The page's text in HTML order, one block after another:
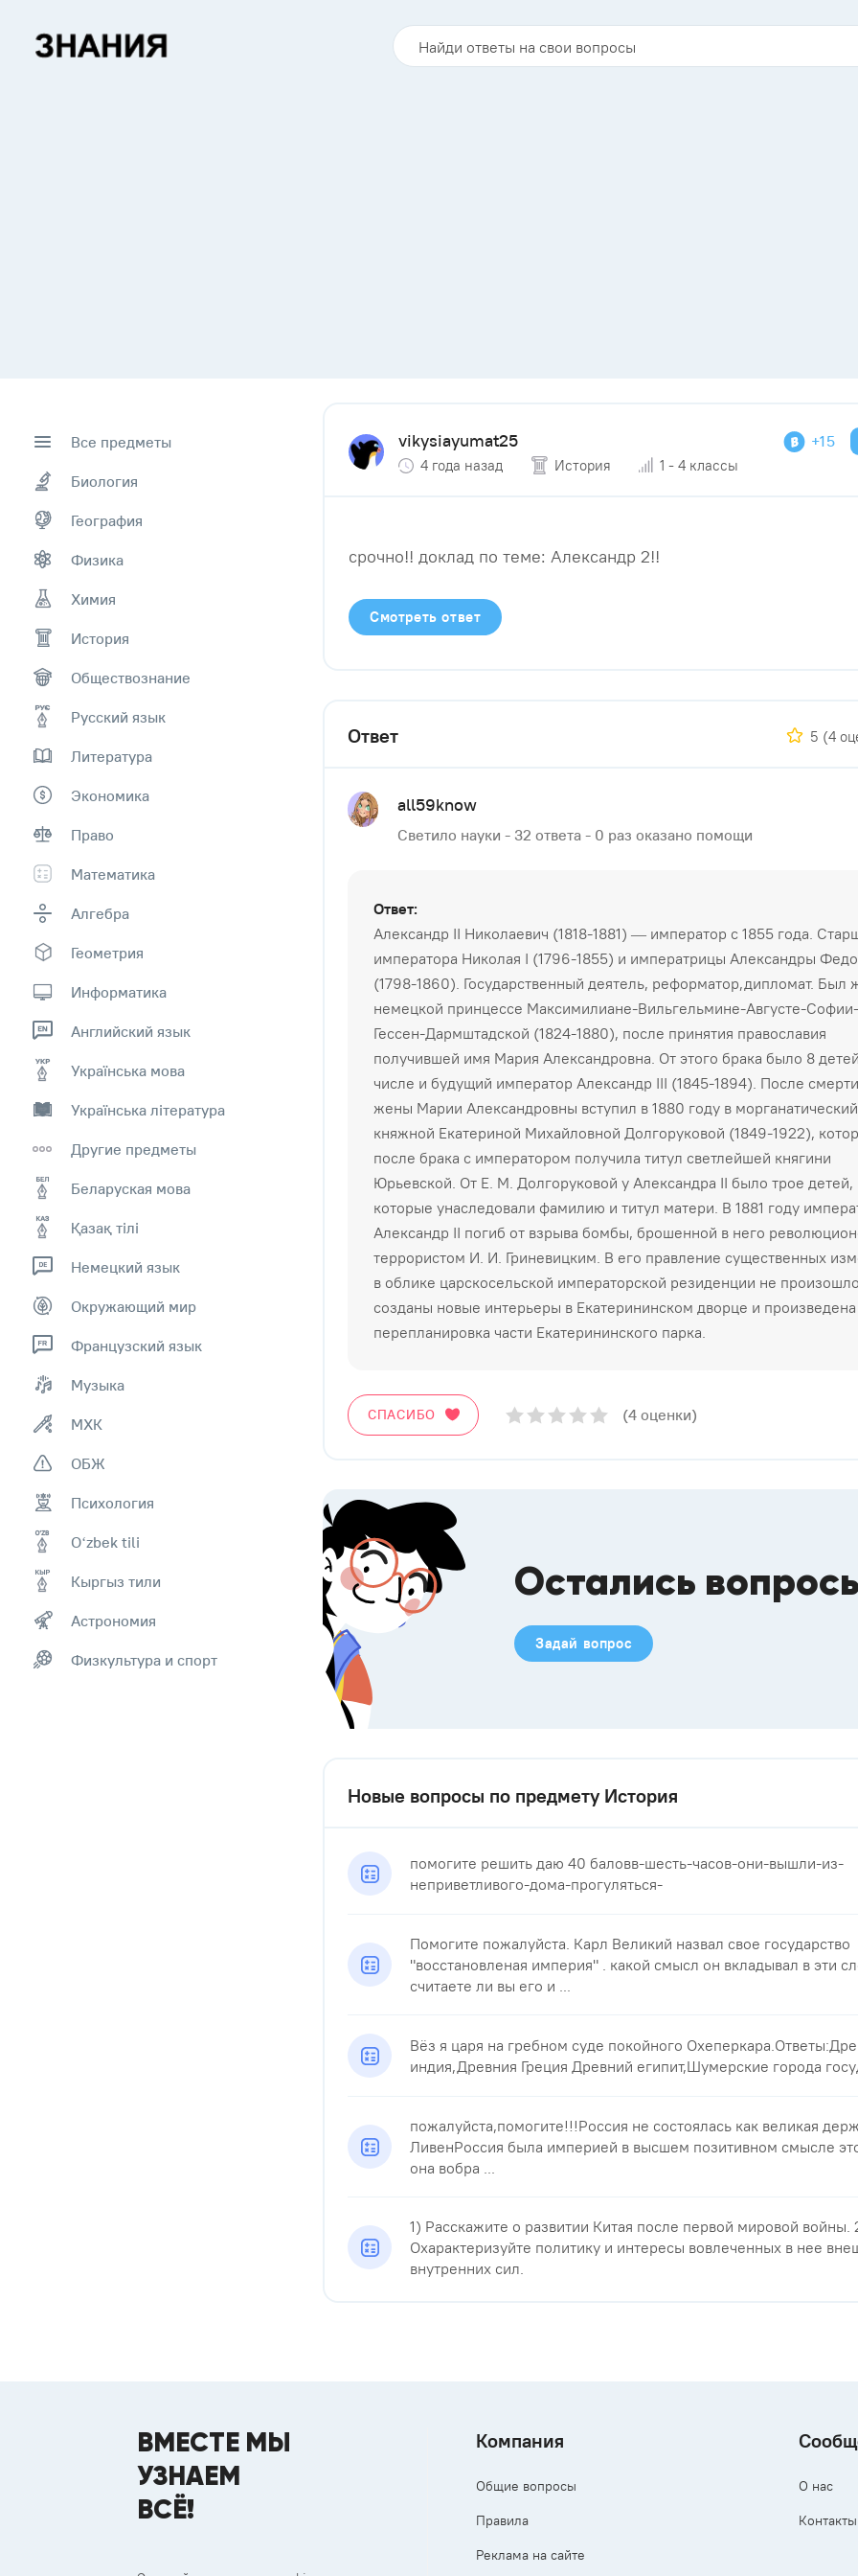
Все предметы
Биология
География
Физика
Химия
История
Обществознание
Русский язык
Литература
Экономика
Право
Математика
Алгебра
Геометрия
Информатика
Английский язык
Українська мова
Українська література
Другие предметы
Беларуская мова
Қазақ тiлi
Немецкий язык
Окружающий мир
Французский язык
Музыка
МХК
ОБЖ
Психология
Оʻzbek tili
Кыргыз тили
Астрономия
Физкультура и спорт
vikysiayumat25 +15
4 года назад История 1 - 4 классы
срочно!! доклад по теме: Александр 2!!​
Смотреть ответ
Ответ 5 (4
all59know
Светило науки - 32 ответа - 0 раз оказано помощи
Ответ:
Александр II Николаевич (1818-1881) — император с 1855 года.
императора Николая I (1796-1855) и императрицы Александры
(1798-1860). Государственный деятель, реформатор,дипломат. Был
немецкой принцессе Максимилиане-Вильгельмине-Августе-
Гессен-Дармштадской (1824-1880), после принятия православия
получившей имя Мария Александровна. От этого брака было 8
числе и будущий император Александр III (1845-1894). После
жены Марии Александровны вступил в 1880 году в
княжной Екатериной Михайловной Долгоруковой (1849-1922),
после брака с императором получила титул светлейшей княгини
Юрьевской. От Е. М. Долгоруковой у Александра II было трое детей,
которые унаследовали фамилию и титул матери. В 1881 году
Александр II погиб от взрыва бомбы, брошенной в него
террористом И. И. Гриневицким. В его правление существенных
в облике царскосельской императорской резиденции не
созданы новые интерьеры в Екатерининском дворце и произведена
перепланировка части Екатерининского парка.
СПАСИБО (4 оценки)
Остались
Задай вопрос
Новые вопросы по предмету История
помогите решить даю 40 баловв-шесть-часов-они-вышли-из-
неприветливого-дома-прогуляться-
Помогите пожалуйста. Карл Великий назвал свое государство
"восстановленая империя" . какой смысл он вкладывал в эти
считаете ли вы его и ...
Вёз я царя на гребном суде покойного
индия,Древния Греция Древний египит,Шумерские города
пожалуйста,помогите!!!Россия не состоялась как великая
ЛивенРоссия была империей в высшем позитивном смысле
она вобра ...
1) Расскажите о развитии Китая после первой мировой войны.
Охарактеризуйте политику и интересы вовлеченных в нее
внутренних сил.
ВМЕСТЕ МЫ
УЗНАЕМ
ВСЁ!
Компания
Общие вопросы
Правила
Реклама на сайте
О нас
Контакты